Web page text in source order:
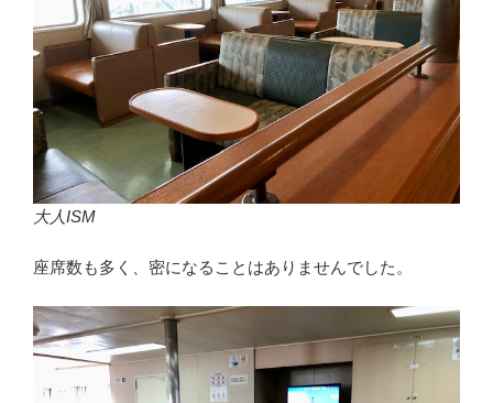
大人ISM
座席数も多く、密になることはありませんでした。